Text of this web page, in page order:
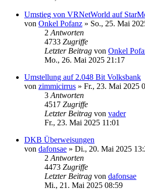
Umstieg von VRNetWorld auf
von Onkel Pofanz » So., 25. Mai
2 Antworten
4733 Zugriffe
Letzter Beitrag von Onkel
Mo., 26. Mai 2025 21:17
Umstellung auf 2.048 Bit Volksbank
von zimmicirrus » Fr., 23. Mai 2025
3 Antworten
4517 Zugriffe
Letzter Beitrag von vader
Fr., 23. Mai 2025 11:01
DKB Überweisungen
von dafonsae » Di., 20. Mai 2025
2 Antworten
4473 Zugriffe
Letzter Beitrag von dafonsae
Mi., 21. Mai 2025 08:59